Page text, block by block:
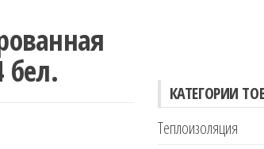
бел.
КАТЕГОРИИ
Теплоизоляция